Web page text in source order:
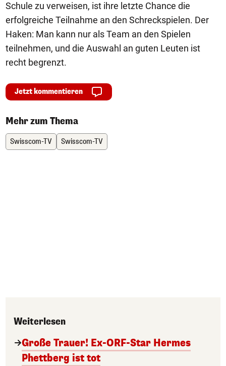
Schule zu verweisen, ist ihre letzte Chance die
erfolgreiche Teilnahme an den Schreckspielen. Der
Haken: Man kann nur als Team an den Spielen
teilnehmen, und die Auswahl an guten Leuten ist
recht begrenzt.
Jetzt kommentieren
Mehr zum Thema
Swisscom-TV Swisscom-TV
Weiterlesen
Große Trauer! Ex-ORF-Star Hermes
Phettberg ist tot